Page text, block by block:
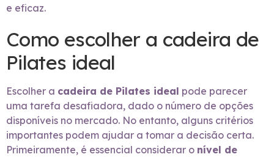
e eficaz.
Como escolher a cadeira de
Pilates ideal
Escolher a cadeira de Pilates ideal pode parecer
uma tarefa desafiadora, dado o número de opções
disponíveis no mercado. No entanto, alguns critérios
importantes podem ajudar a tomar a decisão certa.
Primeiramente, é essencial considerar o nível de